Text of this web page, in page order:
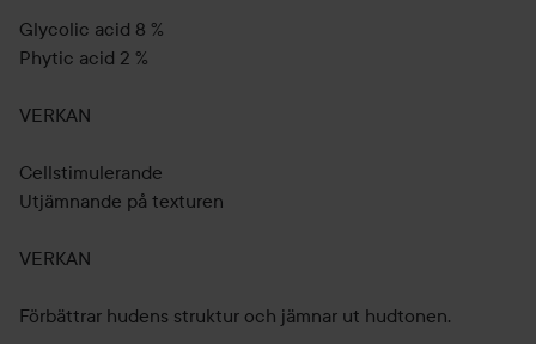
Glycolic acid 8 %
Phytic acid 2 %
VERKAN
Cellstimulerande
Utjämnande på texturen
VERKAN
Förbättrar hudens struktur och jämnar ut hudtonen.